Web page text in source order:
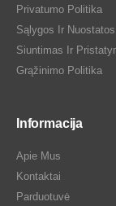
Privatumo Politika
Sąlygos Ir Nuostatos
Siuntimas Ir
Grąžinimo Politika
Informacija
Apie Mus
Kontaktai
Parduotuvė